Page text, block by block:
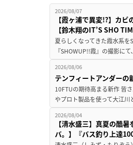
2026/08/07
【霞ヶ浦で異変!?】カ
【鈴木翔のIT’S SHO
夏らしくなってきた霞水系
『SHOWUP!!霞』の撮影に
2026/08/06
テンフィートアンダーの
10FTUの期待高まる新作 皆
やプロト製品を使って大江
2026/08/04
【清水盛三】真夏の酷
バ。】『バス釣り上達